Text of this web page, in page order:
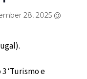
28, 2025 @
‘Turismo e